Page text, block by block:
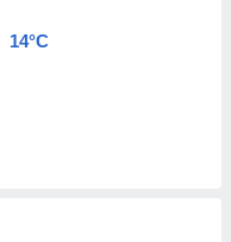
14°C